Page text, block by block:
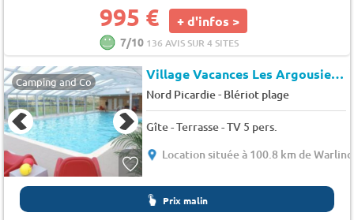
995 € + d'infos >
7/10 136 AVIS SUR 4 SITES
Camping and Co Village Vacances Les Argousiers
Nord Picardie- Blériot plage
Gîte - Terrasse - TV 5 pers.
Location située à 100.8 km de
Prix malin